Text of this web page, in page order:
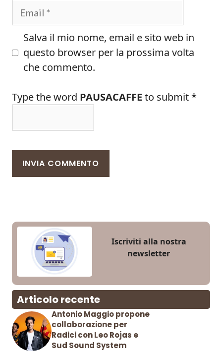
Email
Salva il mio nome, email e sito web in
questo browser per la prossima volta
che commento.
Type the word PAUSACAFFE to submit *
Iscriviti alla nostra
newsletter
Articolo recente
Antonio Maggio propone
collaborazione per
Radici con Leo Rojas e
Sud Sound System